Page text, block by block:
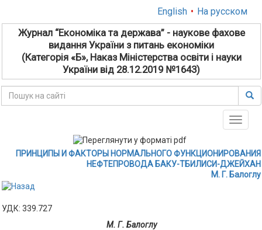
English • На русском
Журнал “Економіка та держава” - наукове фахове
видання України з питань економіки
(Категорія «Б», Наказ Міністерства освіти і науки
України від 28.12.2019 №1643)
Toggle
ПРИНЦИПЫ И ФАКТОРЫ НОРМАЛЬНОГО ФУНКЦИОНИРОВАНИЯ
НЕФТЕПРОВОДА БАКУ-ТБИЛИСИ-ДЖЕЙХАН
М. Г. Балоглу
УДК: 339.727
М. Г. Балоглу